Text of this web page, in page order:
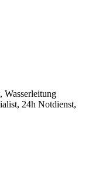
Wasserleitung
24h Notdienst,